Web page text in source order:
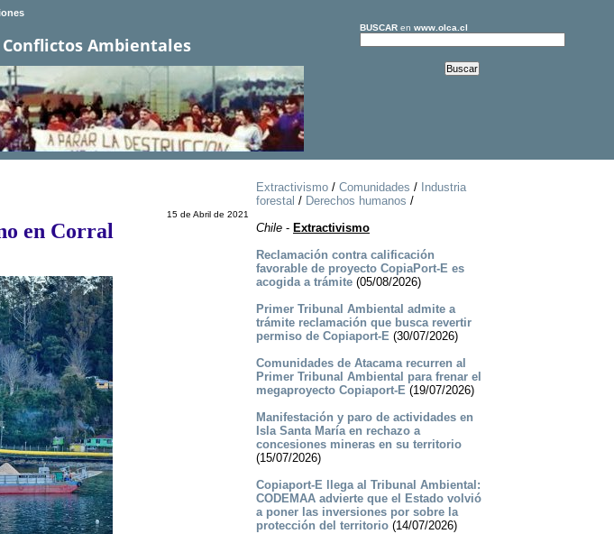
Ambientales
BUSCARen www.olca.cl
15 de Abril de 2021
en Corral
Extractivismo/ Comunidades / Industria
forestal / Derechos humanos /
Chile- Extractivismo
Reclamación contra calificación
favorable de proyecto CopiaPort-E es
acogida a trámite(05/08/2026)
Primer Tribunal Ambiental admite a
trámite reclamación que busca revertir
permiso de Copiaport-E (30/07/2026)
Comunidades de Atacama recurren al
Primer Tribunal Ambiental para frenar el
megaproyecto Copiaport-E (19/07/2026)
Manifestación y paro de actividades en
Isla Santa María en rechazo a
concesiones mineras en su territorio
(15/07/2026)
Copiaport-E llega al Tribunal Ambiental:
CODEMAA advierte que el Estado volvió
a poner las inversiones por sobre la
protección del territorio(14/07/2026)